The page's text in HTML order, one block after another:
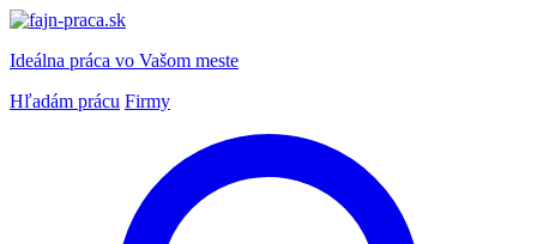
Ideálna práca vo Vašom meste
Hľadám prácu Firmy